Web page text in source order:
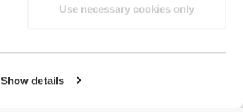
Show details
Use necessary cookies only